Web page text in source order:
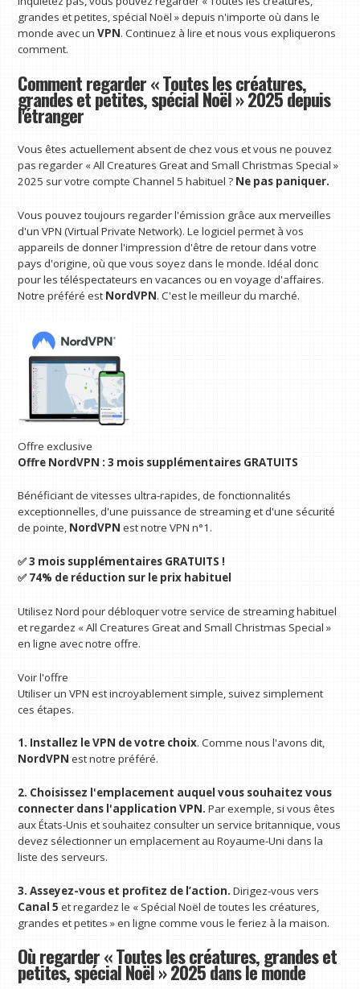
grandes et petites, spécial Noël » depuis n'importe où dans le
monde avec unVPN. Continuez à lire et nous vous expliquerons
comment.
Comment regarder « Toutes les créatures,
grandes et petites, spécial Noël » 2025 depuis
l'étranger
Vous êtes actuellement absent de chez vous et vous ne pouvez
pas regarder « All Creatures Great and Small Christmas Special »
2025 sur votre compte Channel 5 habituel ? Ne pas paniquer.
Vous pouvez toujours regarder l'émission grâce aux merveilles
d'un VPN (Virtual Private Network). Le logiciel permet à vos
appareils de donner l'impression d'être de retour dans votre
pays d'origine, où que vous soyez dans le monde. Idéal donc
pour les téléspectateurs en vacances ou en voyage d'affaires.
Notre préféré est NordVPN. C'est le meilleur du marché.
Offre exclusive
Offre NordVPN : 3 mois supplémentaires GRATUITS
Bénéficiant de vitesses ultra-rapides, de fonctionnalités
exceptionnelles, d'une puissance de streaming et d'une sécurité
de pointe, NordVPN est notre VPN n°1.
✅ 3 mois supplémentaires GRATUITS !
✅ 74% de réduction sur le prix habituel
Utilisez Nord pour débloquer votre service de streaming habituel
et regardez « All Creatures Great and Small Christmas Special »
en ligne avec notre offre.
Voir l'offre
Utiliser un VPN est incroyablement simple, suivez simplement
ces étapes.
1. Installez le VPN de votre choix. Comme nous l'avons dit,
NordVPN est notre préféré.
2. Choisissez l'emplacement auquel vous souhaitez vous
connecter dans l'application VPN.Par exemple, si vous êtes
aux États-Unis et souhaitez consulter un service britannique, vous
devez sélectionner un emplacement au Royaume-Uni dans la
liste des serveurs.
3. Asseyez-vous et profitez de l’action.Dirigez-vous vers
Canal 5 et regardez le « Spécial Noël de toutes les créatures,
grandes et petites » en ligne comme vous le feriez à la maison.
Où regarder « Toutes les créatures, grandes et
petites, spécial Noël » 2025 dans le monde